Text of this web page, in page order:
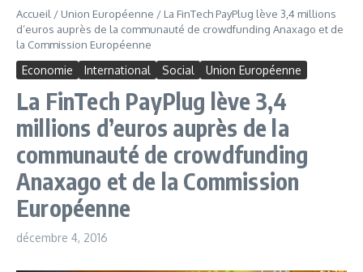
Accueil / Union Européenne / La FinTech PayPlug lève 3,4 millions
d’euros auprès de la communauté de crowdfunding Anaxago et de
la Commission Européenne
Economie International Social Union Européenne
La FinTech PayPlug lève 3,4
millions d’euros auprès de la
communauté de crowdfunding
Anaxago et de la Commission
Européenne
décembre 4, 2016